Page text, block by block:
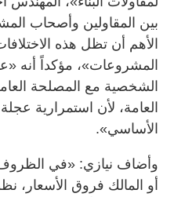
بين المقاولين وأصحاب
الأهم أن تظل هذه
المشروعات»، مؤكداً أنه
الشخصية مع المصلحة
العامة، لأن استمرارية
الأساسي».
وأضاف نيازي: «في الظروف
أو المالك فروق الأسعار،